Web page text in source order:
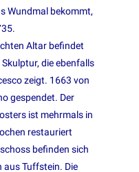
Wundmal bekommt,
Altar befindet
die ebenfalls
zeigt. 1663 von
gespendet. Der
ist mehrmals in
restauriert
befinden sich
aus Tuffstein. Die